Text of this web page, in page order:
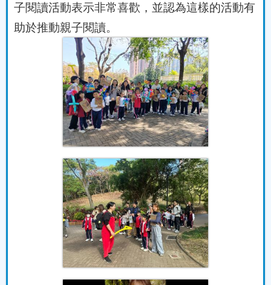
子閱讀活動表示非常喜歡，並認為這樣的活動有
助於推動親子閱讀。